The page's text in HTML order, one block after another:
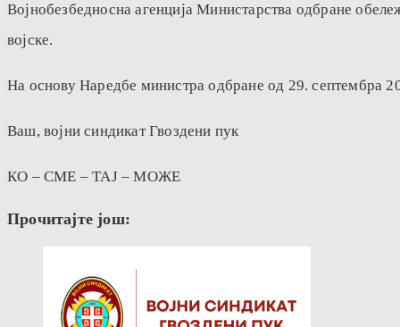
Војнобезбедносна агенција Министарства одбране
војске.
На основу Наредбе министра одбране од 29. септембра
Ваш, војни синдикат Гвоздени пук
КО – СМЕ – ТАЈ – МОЖЕ
Прочитајте још: